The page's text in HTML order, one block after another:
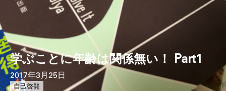
学ぶことに年齢は関係無い！ Part1
2017年3月25日
自己啓発